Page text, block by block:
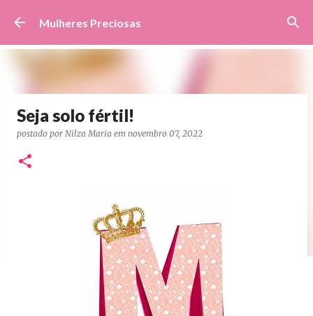
Pular para o conteúdo principal
Mulheres Preciosas
Seja solo fértil!
postado por Nilza Maria em novembro 07, 2022